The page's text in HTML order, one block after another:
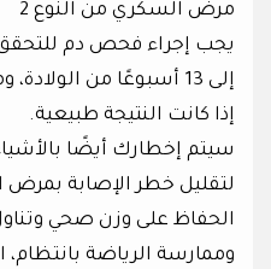
مرض السكري من النوع 2
إلى 13 أسبوعًا من
إذا كانت النتيجة طبيعية.
سيتم إخطارك أيضًا
لتقليل خطر الإصابة
الحفاظ على وزن صحي
وممارسة الرياضة